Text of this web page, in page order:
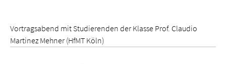
Vortragsabend mit Studierenden der Klasse Prof. Claudio
Martinez Mehner (HfMT Köln)